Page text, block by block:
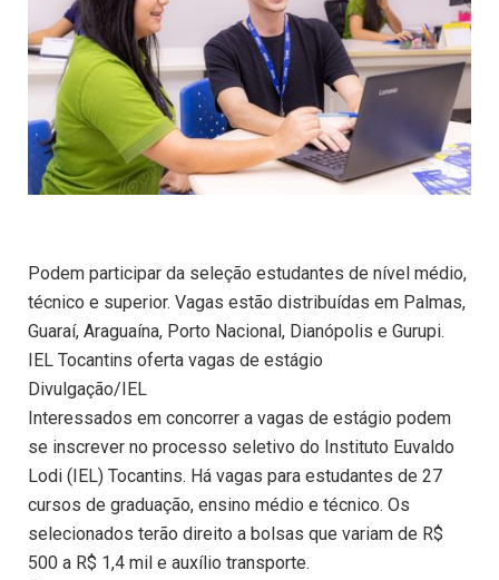
Podem participar da seleção estudantes de nível médio,
técnico e superior. Vagas estão distribuídas em Palmas,
Guaraí, Araguaína, Porto Nacional, Dianópolis e Gurupi.
IEL Tocantins oferta vagas de estágio
Divulgação/IEL
Interessados em concorrer a vagas de estágio podem
se inscrever no processo seletivo do Instituto Euvaldo
Lodi (IEL) Tocantins. Há vagas para estudantes de 27
cursos de graduação, ensino médio e técnico. Os
selecionados terão direito a bolsas que variam de R$
500 a R$ 1,4 mil e auxílio transporte.